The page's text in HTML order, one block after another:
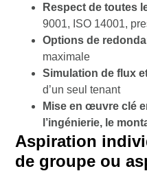
Respect de toutes
9001, ISO 14001,
Options de
maximale
Simulation de flux
d’un seul tenant
Mise en œuvre clé
l’ingénierie, le
Aspiration
de groupe ou